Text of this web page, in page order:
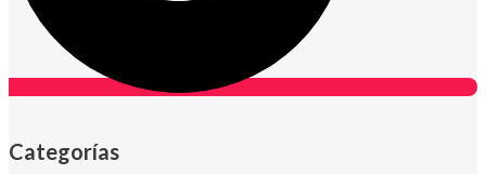
Categorías